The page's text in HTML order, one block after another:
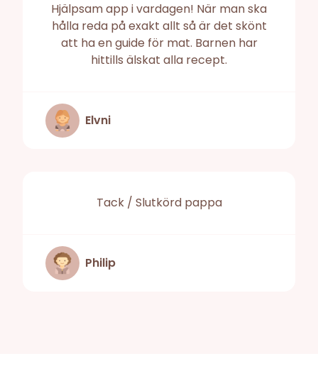
Hjälpsam app i vardagen! När man ska
hålla reda på exakt allt så är det skönt
att ha en guide för mat. Barnen har
hittills älskat alla recept.
Elvni
Tack / Slutkörd pappa
Philip